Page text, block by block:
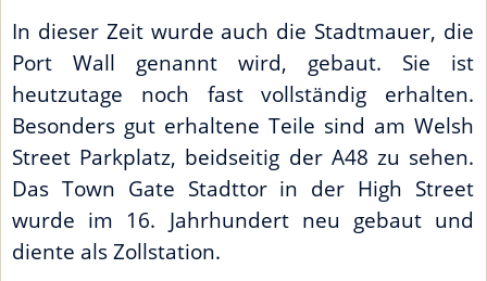
In dieser Zeit wurde auch die Stadtmauer, die
Port Wall genannt wird, gebaut. Sie ist
heutzutage noch fast vollständig erhalten.
Besonders gut erhaltene Teile sind am Welsh
Street Parkplatz, beidseitig der A48 zu sehen.
Das Town Gate Stadttor in der High Street
wurde im 16. Jahrhundert neu gebaut und
diente als Zollstation.